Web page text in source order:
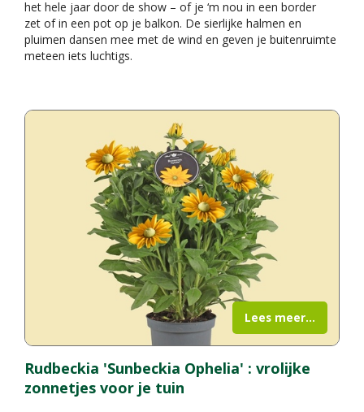
het hele jaar door de show – of je ‘m nou in een border
zet of in een pot op je balkon. De sierlijke halmen en
pluimen dansen mee met de wind en geven je buitenruimte
meteen iets luchtigs.
Rudbeckia 'Sunbeckia Ophelia' : vrolijke
zonnetjes voor je tuin
Lees meer...